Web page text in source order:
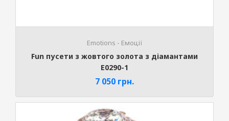
Emotions - Емоції
Fun пусети з жовтого золота з діамантами
E0290-1
7 050 грн.